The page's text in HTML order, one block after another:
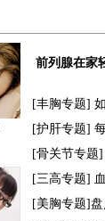
前列腺在家
[丰胸专题]
[护肝专题]
[骨关节专题
[三高专题]
[美胸专题]盘